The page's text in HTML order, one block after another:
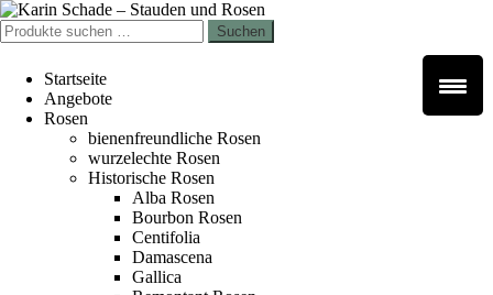
Zur
Navigation
springen
Zum
Inhalt
springen
Suchen
nach:
Suchen
Startseite
Angebote
Rosen
bienenfreundliche Rosen
wurzelechte Rosen
Historische Rosen
Alba Rosen
Bourbon Rosen
Centifolia
Damascena
Gallica